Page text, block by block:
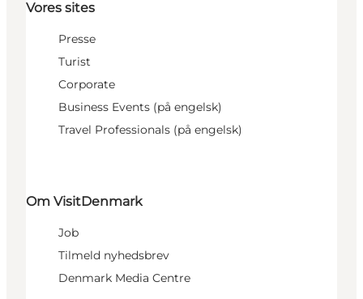
Vores sites
Presse
Turist
Corporate
Business Events (på engelsk)
Travel Professionals (på engelsk)
Om VisitDenmark
Job
Tilmeld nyhedsbrev
Denmark Media Centre